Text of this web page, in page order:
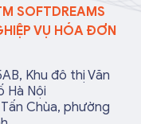
SOFTDREAMS
VỤ HÓA ĐƠN
Khu đô thị Văn
Hà Nội
Chùa, phường